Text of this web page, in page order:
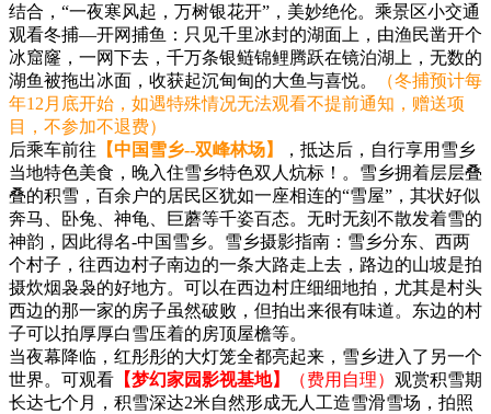
结合，“一夜寒风起，万树银花开”，美妙绝伦。乘景区小交通
观看冬捕—开网捕鱼：只见千里冰封的湖面上，由渔民凿开个
冰窟窿，一网下去，千万条银鲢锦鲤腾跃在镜泊湖上，无数的
湖鱼被拖出冰面，收获起沉甸甸的大鱼与喜悦。
（冬捕预计每
年12月底开始，如遇特殊情况无法观看不提前通知，赠送项
目，不参加不退费）
后乘车前往 【中国雪乡--双峰林场】
，抵达后，自行享用雪乡
当地特色美食，晚入住雪乡特色双人炕标！。雪乡拥着层层叠
叠的积雪，百余户的居民区犹如一座相连的“雪屋”，其状好似
奔马、卧兔、神龟、巨蘑等千姿百态。无时无刻不散发着雪的
神韵，因此得名-中国雪乡。雪乡摄影指南：雪乡分东、西两
个村子，往西边村子南边的一条大路走上去，路边的山坡是拍
摄炊烟袅袅的好地方。可以在西边村庄细细地拍，尤其是村头
西边的那一家的房子虽然破败，但拍出来很有味道。东边的村
子可以拍厚厚白雪压着的房顶屋檐等。
当夜幕降临，红彤彤的大灯笼全都亮起来，雪乡进入了另一个
世界。可观看 【梦幻家园影视基地】 （费用自理） 观赏积雪期
长达七个月，积雪深达2米自然形成无人工造雪滑雪场，拍照